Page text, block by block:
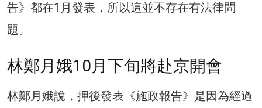
告》都在1月發表，所以這並不存在有法律問
題。
林鄭月娥10月下旬將赴京開會
林鄭月娥說，押後發表《施政報告》是因為經過